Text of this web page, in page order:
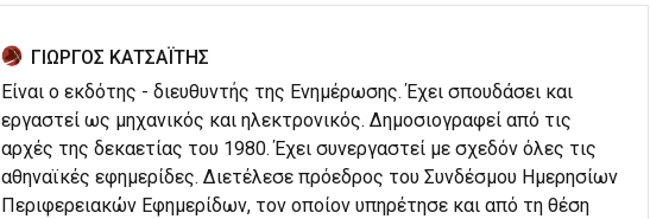
ΓΙΩΡΓΟΣ ΚΑΤΣΑΪΤΗΣ
Είναι ο εκδότης - διευθυντής της Ενημέρωσης. Έχει σπουδάσει και
εργαστεί ως μηχανικός και ηλεκτρονικός. Δημοσιογραφεί από τις
αρχές της δεκαετίας του 1980. Έχει συνεργαστεί με σχεδόν όλες τις
αθηναϊκές εφημερίδες. Διετέλεσε πρόεδρος του Συνδέσμου Ημερησίων
Περιφερειακών Εφημερίδων, τον οποίον υπηρέτησε και από τη θέση